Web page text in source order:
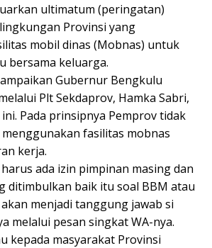
ultimatum (peringatan)
Provinsi yang
mobil dinas (Mobnas) untuk
bersama keluarga.
Gubernur Bengkulu
Plt Sekdaprov, Hamka Sabri,
Pada prinsipnya Pemprov tidak
fasilitas mobnas
kerja.
ada izin pimpinan masing dan
ditimbulkan baik itu soal BBM atau
menjadi tanggung jawab si
melalui pesan singkat WA-nya.
kepada masyarakat Provinsi